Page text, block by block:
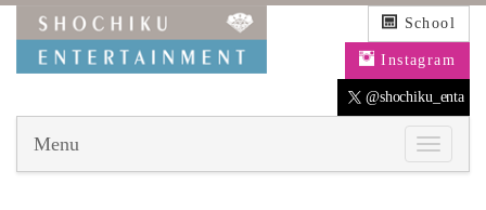
School
Instagram
@shochiku_enta
Menu